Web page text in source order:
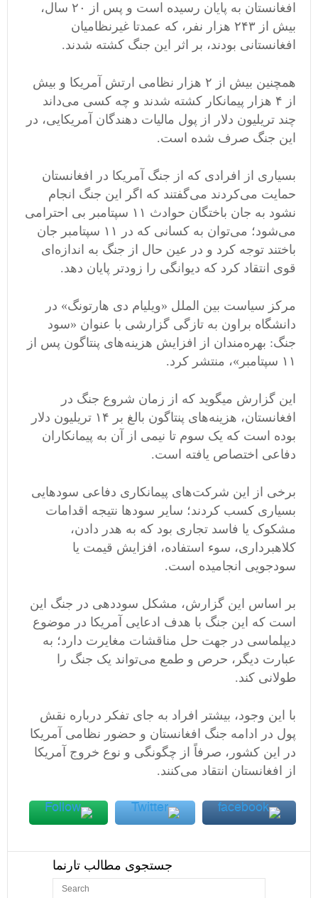
افغانستان به پایان رسیده است و پس از ۲۰ سال،
بیش از ۲۴۳ هزار نفر، که عمدتا غیرنظامیان
افغانستانی بودند، بر اثر این جنگ کشته شدند.
همچنین بیش از ۲ هزار نظامی ارتش آمریکا و بیش
از ۴ هزار پیمانکار کشته شدند و چه کسی می‌داند
چند تریلیون دلار از پول مالیات دهندگان آمریکایی، در
این جنگ صرف شده است.
بسیاری از افرادی که از جنگ آمریکا در افغانستان
حمایت می‌کردند می‌گفتند که اگر این جنگ انجام
نشود به جان باختگان حوادث ۱۱ سپتامبر بی احترامی
می‌شود؛ می‌توان به کسانی که در ۱۱ سپتامبر جان
باختند توجه کرد و در عین حال از جنگ به اندازه‌ای
قوی انتقاد کرد که دیوانگی را زودتر پایان دهد.
مرکز سیاست بین الملل «ویلیام دی هارتونگ» در
دانشگاه براون به تازگی گزارشی با عنوان «سود
جنگ: بهره‌مندان از افزایش هزینه‌های پنتاگون پس از
۱۱ سپتامبر»، منتشر کرد.
این گزارش می‎گوید که از زمان شروع جنگ در
افغانستان، هزینه‌های پنتاگون بالغ بر ۱۴ تریلیون دلار
بوده است که یک سوم تا نیمی از آن به پیمانکاران
دفاعی اختصاص یافته است.
برخی از این شرکت‌های پیمانکاری دفاعی سود‌هایی
بسیاری کسب کردند؛ سایر سود‌ها نتیجه اقدامات
مشکوک یا فاسد تجاری بود که به هدر دادن،
کلاهبرداری، سوء استفاده، افزایش قیمت یا
سودجویی انجامیده است.
بر اساس این گزارش، مشکل سوددهی در جنگ این
است که این جنگ با هدف ادعایی آمریکا در موضوع
دیپلماسی در جهت حل مناقشات مغایرت دارد؛ به
عبارت دیگر، حرص و طمع می‌تواند یک جنگ را
طولانی کند.
با این وجود، بیشتر افراد به جای تفکر درباره نقش
پول در ادامه جنگ افغانستان و حضور نظامی آمریکا
در این کشور، صرفاً از چگونگی و نوع خروج آمریکا
از افغانستان انتقاد می‌کنند.
جستجوی مطالب تارنما